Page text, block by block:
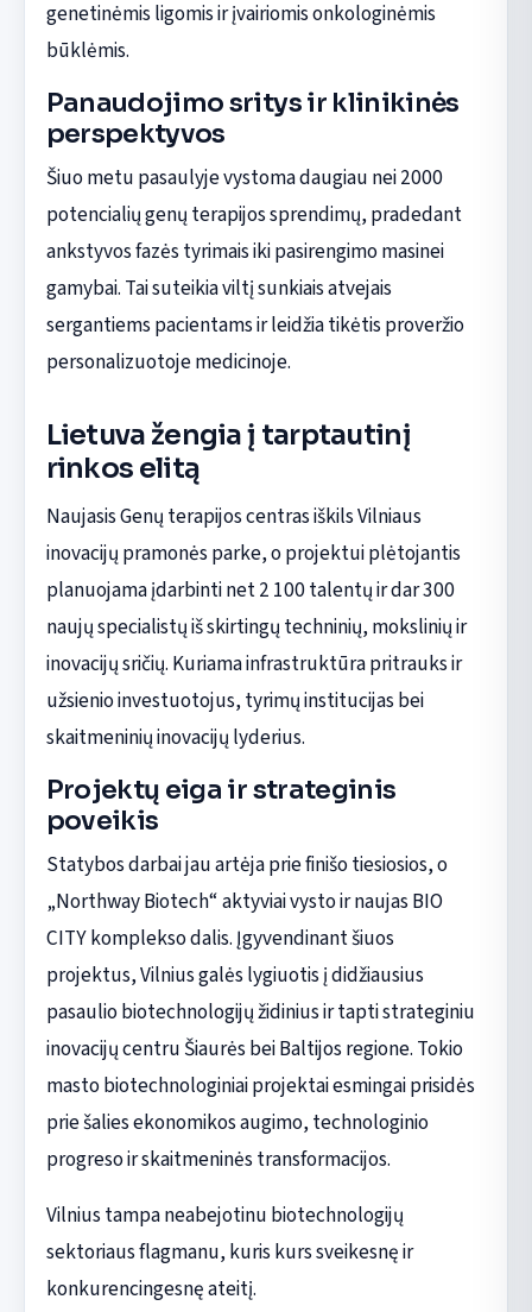
genetinėmis ligomis ir įvairiomis onkologinėmis
būklėmis.
Panaudojimo sritys ir klinikinės
perspektyvos
Šiuo metu pasaulyje vystoma daugiau nei 2000
potencialių genų terapijos sprendimų, pradedant
ankstyvos fazės tyrimais iki pasirengimo masinei
gamybai. Tai suteikia viltį sunkiais atvejais
sergantiems pacientams ir leidžia tikėtis proveržio
personalizuotoje medicinoje.
Lietuva žengia į tarptautinį
rinkos elitą
Naujasis Genų terapijos centras iškils Vilniaus
inovacijų pramonės parke, o projektui plėtojantis
planuojama įdarbinti net 2 100 talentų ir dar 300
naujų specialistų iš skirtingų techninių, mokslinių ir
inovacijų sričių. Kuriama infrastruktūra pritrauks ir
užsienio investuotojus, tyrimų institucijas bei
skaitmeninių inovacijų lyderius.
Projektų eiga ir strateginis
poveikis
Statybos darbai jau artėja prie finišo tiesiosios, o
„Northway Biotech“ aktyviai vysto ir naujas BIO
CITY komplekso dalis. Įgyvendinant šiuos
projektus, Vilnius galės lygiuotis į didžiausius
pasaulio biotechnologijų židinius ir tapti strateginiu
inovacijų centru Šiaurės bei Baltijos regione. Tokio
masto biotechnologiniai projektai esmingai prisidės
prie šalies ekonomikos augimo, technologinio
progreso ir skaitmeninės transformacijos.
Vilnius tampa neabejotinu biotechnologijų
sektoriaus flagmanu, kuris kurs sveikesnę ir
konkurencingesnę ateitį.